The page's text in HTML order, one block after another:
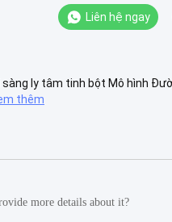
Liên hệ ngay
ly tâm tinh bột Mô hình
thêm
more details about it?